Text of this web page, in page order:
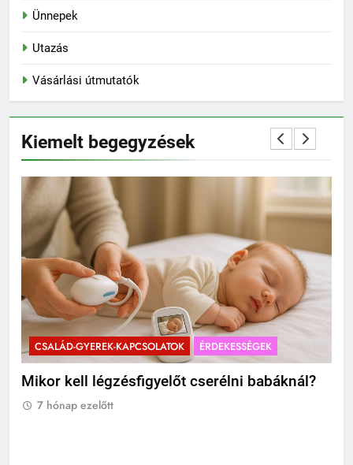
Ünnepek
Utazás
Vásárlási útmutatók
Kiemelt begegyzések
CSALÁD-GYEREK-KAPCSOLATOK ÉRDEKESSÉGEK
Mikor kell légzésfigyelőt cserélni babáknál?
7 hónap ezelőtt